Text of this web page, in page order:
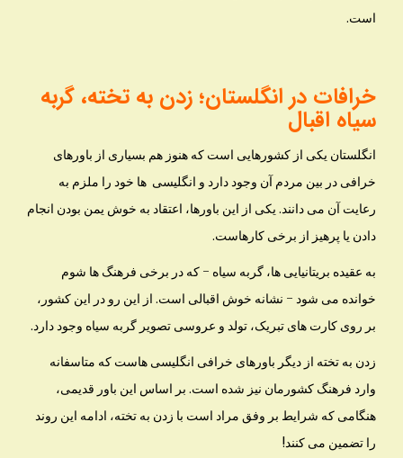
است.
خرافات در انگلستان؛ زدن به تخته، گربه
سیاه اقبال
انگلستان یکی از کشورهایی است که هنوز هم بسیاری از باورهای
خرافی در بین مردم آن وجود دارد و انگلیسی ها خود را ملزم به
رعایت آن می دانند. یکی از این باورها، اعتقاد به خوش یمن بودن انجام
دادن یا پرهیز از برخی کارهاست.
به عقیده بریتانیایی ها، گربه سیاه – که در برخی فرهنگ ها شوم
خوانده می شود – نشانه خوش اقبالی است. از این رو در این کشور،
بر روی کارت های تبریک، تولد و عروسی تصویر گربه سیاه وجود دارد.
زدن به تخته از دیگر باورهای خرافی انگلیسی هاست که متاسفانه
وارد فرهنگ کشورمان نیز شده است. بر اساس این باور قدیمی،
هنگامی که شرایط بر وفق مراد است با زدن به تخته، ادامه این روند
را تضمین می کنند!